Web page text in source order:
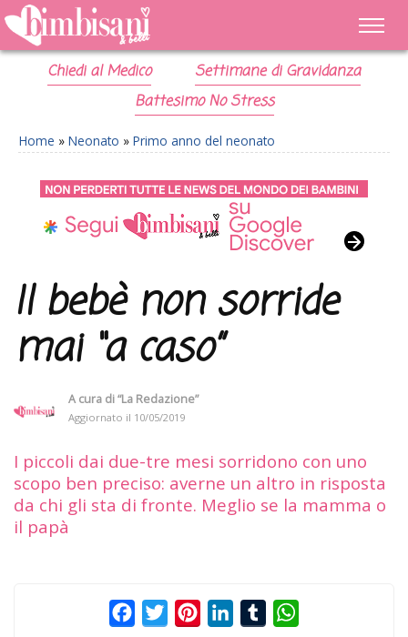
Chiedi al Medico
Settimane di Gravidanza
Battesimo No Stress
Home » Neonato » Primo anno del neonato
Il bebè non sorride
mai “a caso”
A cura di“La Redazione”
Aggiornato il 10/05/2019
I piccoli dai due-tre mesi sorridono con uno
scopo ben preciso: averne un altro in risposta
da chi gli sta di fronte. Meglio se la mamma o
il papà
FacebookTwitterPinterestLinkedInTumblr